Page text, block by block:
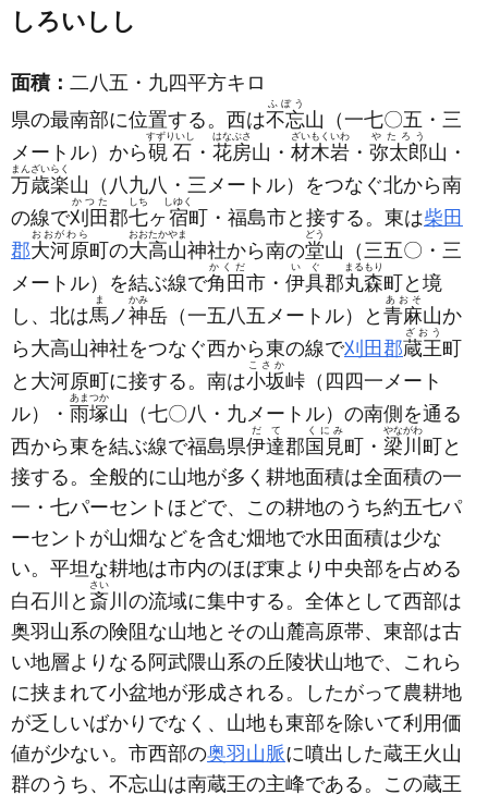
しろいしし
面積： 二八五・九四平方キロ
県の最南部に位置する。西は不忘
ふぼう
山 （一七〇五・三
メートル） から硯石
すずりいし
・ 花房
はなぶさ
山・ 材木岩
ざいもくいわ
・ 弥太郎
やたろう
山・
万歳楽
まんざいらく
山 （八九八・三メートル） をつなぐ北から南
の線で刈田
かつた
郡七
しち
ヶ宿
しゆく
町・福島市と接する。東は柴田
郡大河原
おおがわら
町の大高山
おおたかやま
神社から南の堂
どう
山 （三五〇・三
メートル） を結ぶ線で角田
かくだ
市・ 伊具
いぐ
郡丸森
まるもり
町と境
し、北は馬
ま
ノ神
かみ
岳 （一五八五メートル） と 青麻
あおそ
山か
ら大高山神社をつなぐ西から東の線で刈田郡蔵王
ざおう
町
と大河原町に接する。南は小坂
こさか
峠 （四四一メート
ル）
・ 雨塚
あまつか
山 （七〇八・九メートル） の南側を通る
西から東を結ぶ線で福島県伊達
だて
郡 国見
くにみ
町・ 梁川
やながわ
町と
接する。全般的に山地が多く耕地面積は全面積の一
一・七パーセントほどで、この耕地のうち約五七パ
ーセントが山畑などを含む畑地で水田面積は少な
い。平坦な耕地は市内のほぼ東より中央部を占める
白石川と 斎
さい
川の流域に集中する。全体として西部は
奥羽山系の険阻な山地とその山麓高原帯、東部は古
い地層よりなる阿武隈山系の丘陵状山地で、これら
に挟まれて小盆地が形成される。したがって農耕地
が乏しいばかりでなく、山地も東部を除いて利用価
値が少ない。市西部の奥羽山脈に噴出した蔵王火山
群のうち、不忘山は南蔵王の主峰である。この蔵王